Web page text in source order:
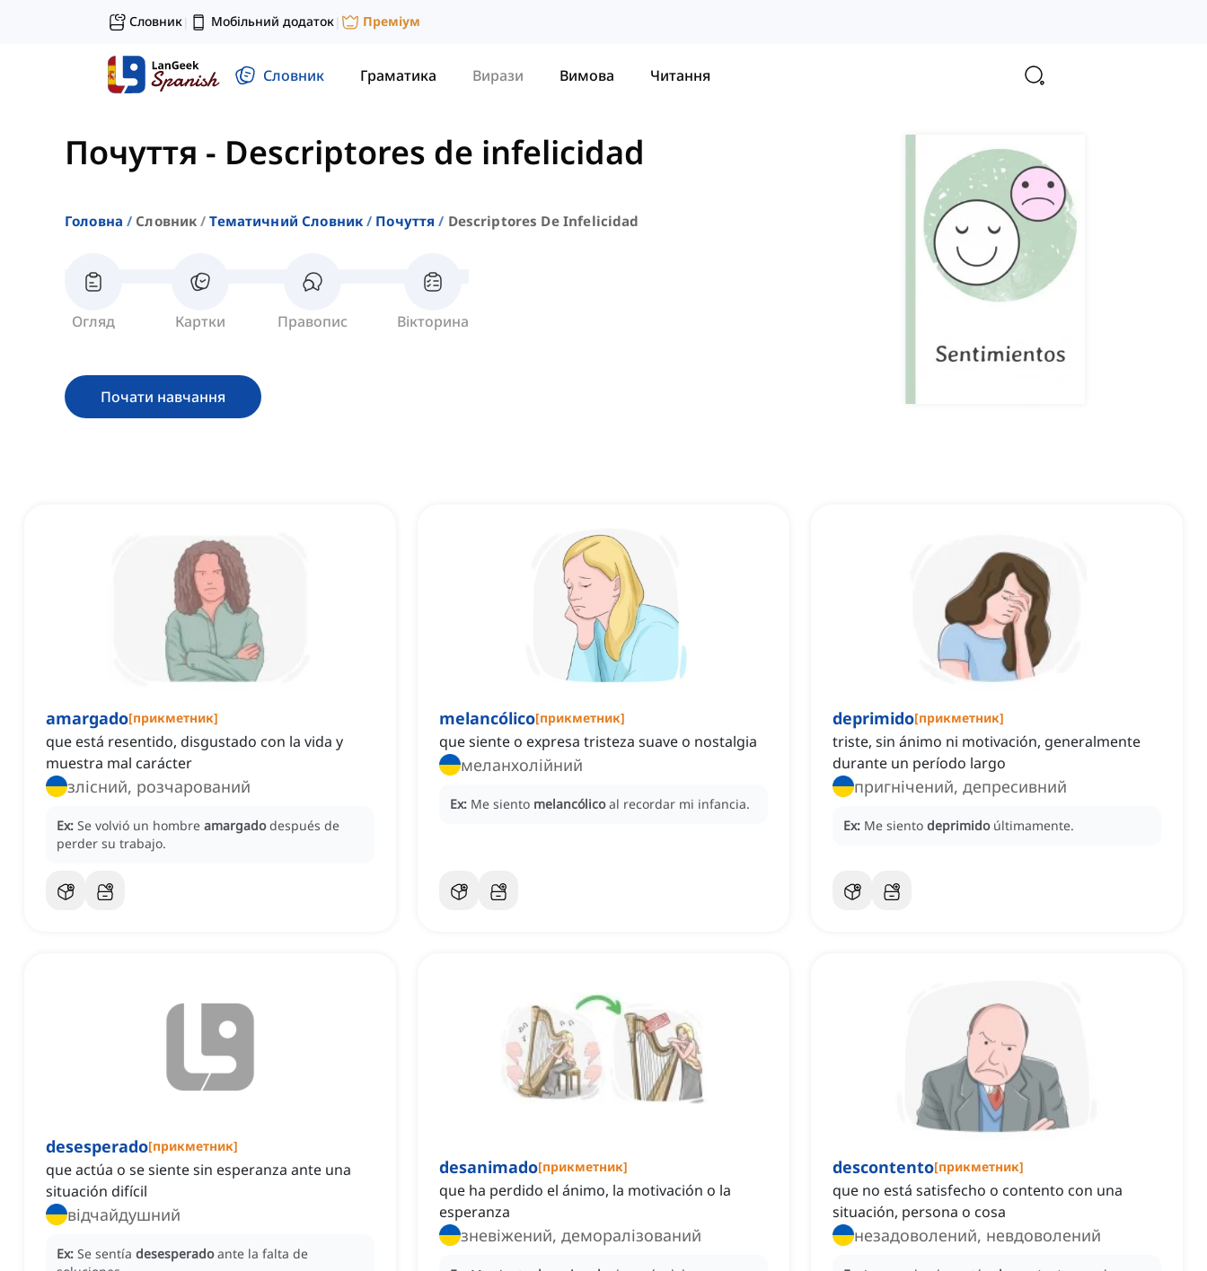
Словник| Мобільний додаток| Преміум
Словник Граматика Вирази Вимова Читання
Почуття - Descriptores de infelicidad
Головна Словник Тематичний Словник Почуття Descriptores De Infelicidad
Огляд Картки Правопис Вікторина
Почати навчання
amargado[прикметник]
que está resentido, disgustado con la vida y
muestra mal carácter
злісний, розчарований
Ex: Se volvió un hombre amargado después de
perder su trabajo.
melancólico[прикметник]
que siente o expresa tristeza suave o nostalgia
меланхолійний
Ex: Me siento melancólico al recordar mi infancia.
deprimido[прикметник]
triste, sin ánimo ni motivación, generalmente
durante un período largo
пригнічений, депресивний
Ex: Me siento deprimido últimamente.
desesperado[прикметник]
que actúa o se siente sin esperanza ante una
situación difícil
відчайдушний
Ex: Se sentía desesperado ante la falta de
desanimado[прикметник]
que ha perdido el ánimo, la motivación o la
esperanza
зневіжений, деморалізований
descontento[прикметник]
que no está satisfecho o contento con una
situación, persona o cosa
незадоволений, невдоволений